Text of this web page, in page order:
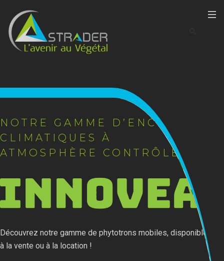
NOTRE GAMME D’ENCEINTES
CLIMATIQUES À
ATMOSPHÈRE CONTRÔLÉE
Découvrez notre gamme de phytotrons mobiles, disponibles
à la vente ou à la location !